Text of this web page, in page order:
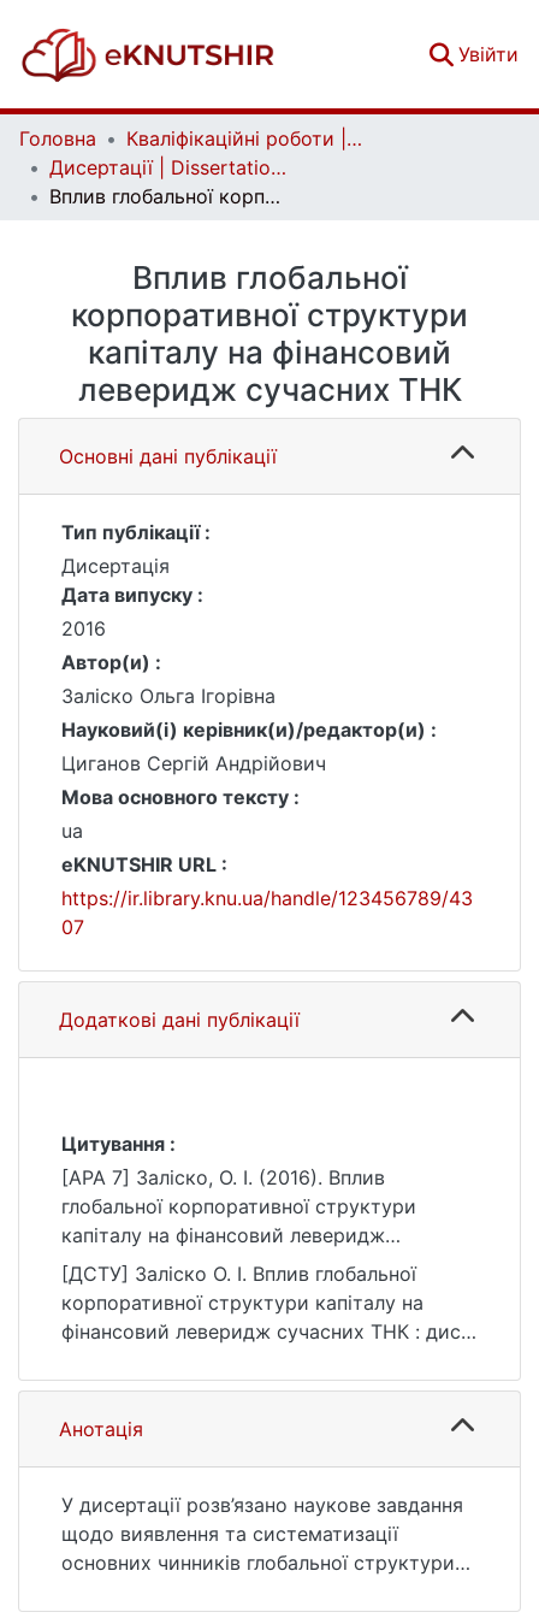
Увійти
Головна
Кваліфікаційні роботи | Qualifying works
Дисертації | Dissertations
Вплив глобальної корпоративної структури капіталу на фінансовий леверидж сучасних ТНК
Вплив глобальної
корпоративної структури
капіталу на фінансовий
леверидж сучасних ТНК
Основні дані публікації
Тип публікації :
Дисертація
Дата випуску :
2016
Автор(и) :
Заліско Ольга Ігорівна
Науковий(і) керівник(и)/редактор(и) :
Циганов Сергій Андрійович
Мова основного тексту :
ua
eKNUTSHIR URL :
https://ir.library.knu.ua/handle/123456789/43
07
Додаткові дані публікації
Цитування :
[APA 7] Заліско, О. І. (2016). Вплив
глобальної корпоративної структури
капіталу на фінансовий леверидж
сучасних ТНК [Дис. канд. екон. наук,
Київський національний університет імені
Тараса Шевченка]. eKNUTSHIR.
https://ir.library.knu.ua/handle/123456789/43
07
[ДСТУ] Заліско О. І. Вплив глобальної
корпоративної структури капіталу на
фінансовий леверидж сучасних ТНК : дис.
поведінкові науки. Київ, 2016. 285 с. URL:
https://ir.library.knu.ua/handle/123456789/43
07 (дата звернення: 25.07.2026).
Анотація
У дисертації розв’язано наукове завдання
щодо виявлення та систематизації
основних чинників глобальної структури